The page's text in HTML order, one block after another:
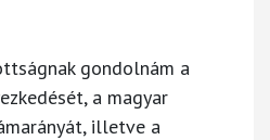
gondolnám a
a magyar
illetve a